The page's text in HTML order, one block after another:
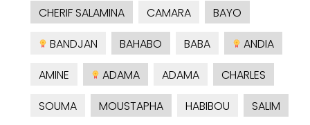
CHERIF SALAMINA
CAMARA
BAYO
BANDJAN
BAHABO BABA
ANDIA
AMINE
ADAMA ADAMA
CHARLES
SOUMA
MOUSTAPHA HABIBOU
SALIM